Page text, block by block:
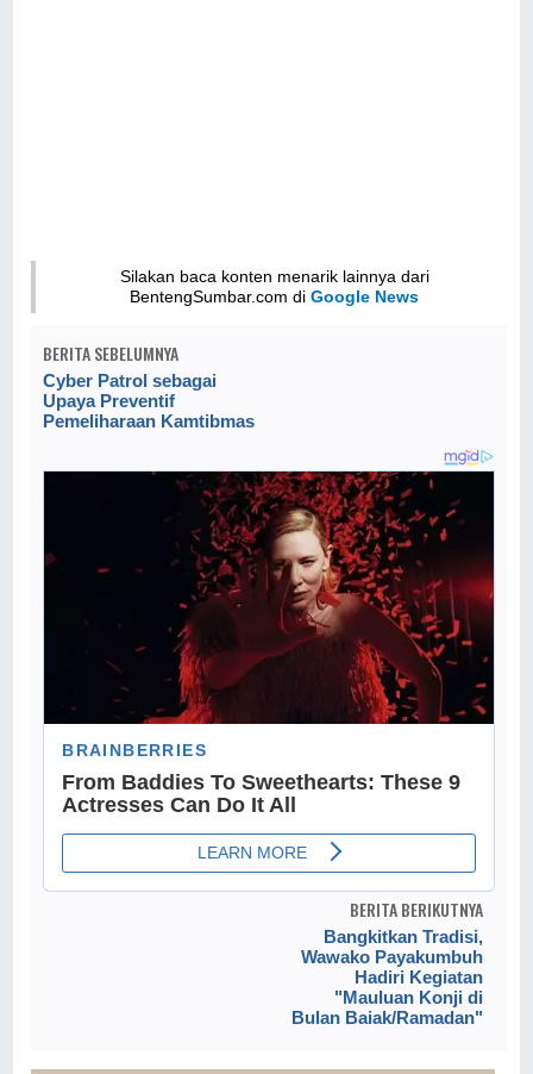
Silakan baca konten menarik lainnya dari
BentengSumbar.com diGoogle News
BERITA SEBELUMNYA
Cyber Patrol sebagai
Upaya Preventif
Pemeliharaan Kamtibmas
BERITA BERIKUTNYA
Bangkitkan Tradisi,
Wawako Payakumbuh
Hadiri Kegiatan
"Mauluan Konji di
Bulan Baiak/Ramadan"